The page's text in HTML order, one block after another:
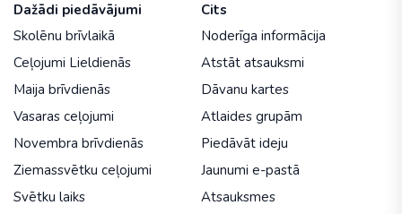
Dažādi piedāvājumi
Skolēnu brīvlaikā
Ceļojumi Lieldienās
Maija brīvdienās
Vasaras ceļojumi
Novembra brīvdienās
Ziemassvētku ceļojumi
Svētku laiks
Cits
Noderīga informācija
Atstāt atsauksmi
Dāvanu kartes
Atlaides grupām
Piedāvāt ideju
Jaunumi e-pastā
Atsauksmes